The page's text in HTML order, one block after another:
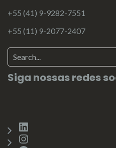
+55 (41) 9-9282-7551
+55 (11) 9-2077-2407
Siga nossas redes
LinkedIn